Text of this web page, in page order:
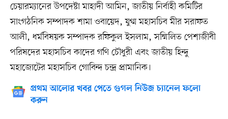
চেয়ারম্যানের উপদেষ্টা মাহাদী আমিন, জাতীয় নির্বাহী কমিটির
সাংগঠনিক সম্পাদক শামা ওবায়েদ, যুগ্ম মহাসচিব মীর সরাফত
আলী, ধর্মবিষয়ক সম্পাদক রফিকুল ইসলাম, সম্মিলিত পেশাজীবী
পরিষদের মহাসচিব কাদের গণি চৌধুরী এবং জাতীয় হিন্দু
মহাজোটের মহাসচিব গোবিন্দ চন্দ্র প্রামানিক।
প্রথম আলোর খবর পেতে গুগল নিউজ চ্যানেল ফলো
করুন